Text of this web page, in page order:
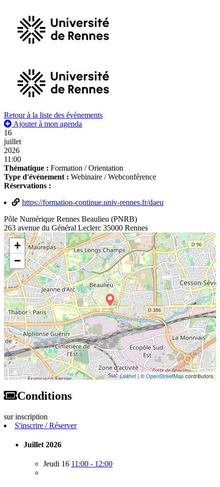
Retour à la liste des évènements
Ajouter à mon agenda
16
juillet
2026
11:00
Thématique : Formation / Orientation
Type d'événement : Webinaire / Webconférence
Réservations :
https://formation-continue.univ-rennes.fr/daeu
Pôle Numérique Rennes Beaulieu (PNRB)
263 avenue du Général Leclerc 35000 Rennes
+
−
Leaflet | ©OpenStreetMapcontributors
Conditions
sur inscription
S'inscrire / Réserver
Juillet 2026
Jeudi 16 11:00 - 12:00